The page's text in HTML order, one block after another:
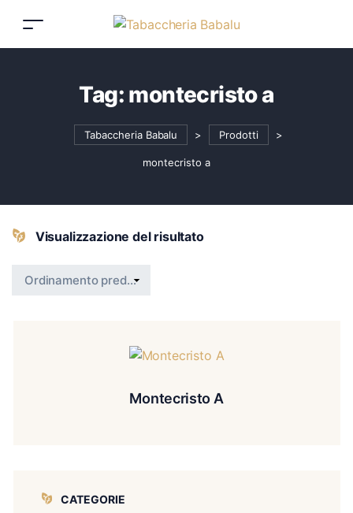
Tag: montecristo a
Tabaccheria Babalu > Prodotti >
montecristo a
Visualizzazione del risultato
Montecristo A
CATEGORIE